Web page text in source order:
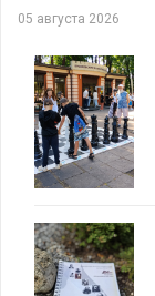
05 августа 2026